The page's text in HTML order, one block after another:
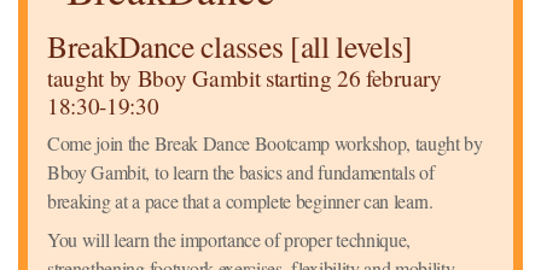
BreakDance classes [all levels]
taught by Bboy Gambit starting 26 february
18:30-19:30
Come join the Break Dance Bootcamp workshop, taught by
Bboy Gambit, to learn the basics and fundamentals of
breaking at a pace that a complete beginner can learn.
You will learn the importance of proper technique,